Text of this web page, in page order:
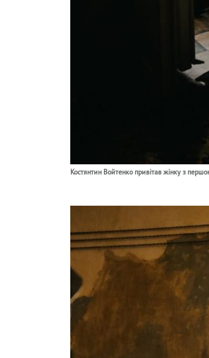
Костянтин Войтенко привітав жінку з